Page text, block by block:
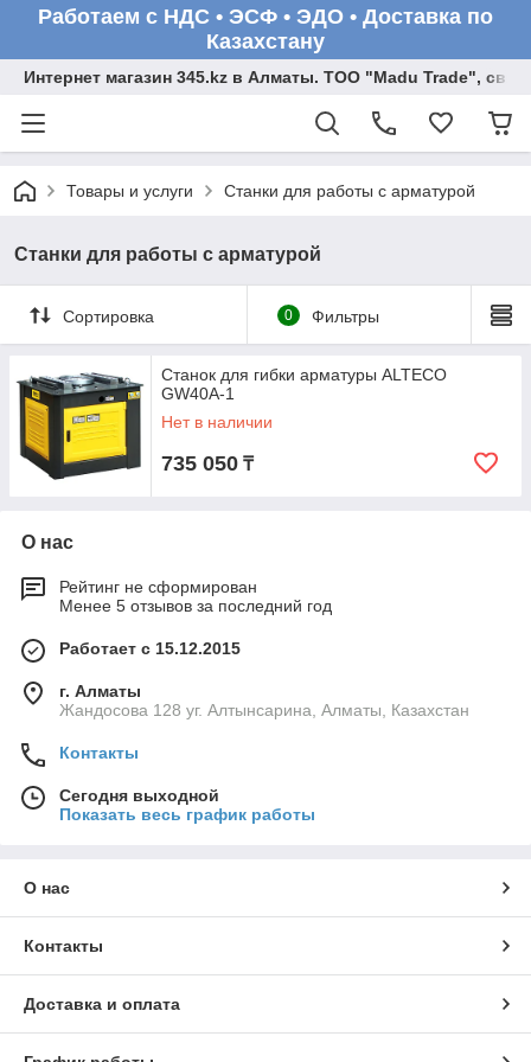
Работаем с НДС • ЭСФ • ЭДО • Доставка по
Казахстану
Интернет магазин 345.kz в Алматы. ТОО "Madu Trade",
Товары и услуги Станки для работы с арматурой
Станки для работы с арматурой
Сортировка 0 Фильтры
Станок для гибки арматуры ALTECO
GW40A-1
Нет в наличии
735 050 ₸
О нас
Рейтинг не сформирован
Менее 5 отзывов за последний год
Работает с 15.12.2015
г. Алматы
Жандосова 128 уг. Алтынсарина, Алматы, Казахстан
Контакты
Сегодня выходной
Показать весь график работы
О нас
Контакты
Доставка и оплата